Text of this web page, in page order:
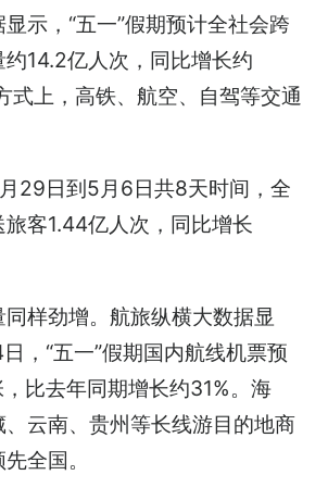
示，“五一”假期预计全社会跨
14.2亿人次，同比增长约
式上，高铁、航空、自驾等交通
29日到5月6日共8天时间，全
客1.44亿人次，同比增长
样劲增。航旅纵横大数据显
，“五一”假期国内航线机票预
比去年同期增长约31%。海
云南、贵州等长线游目的地商
全国。